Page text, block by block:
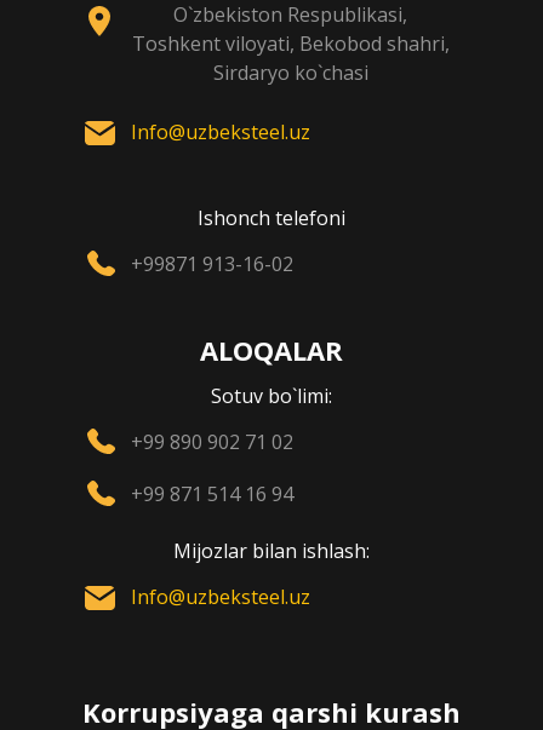
O`zbekiston Respublikasi,
Toshkent viloyati, Bekobod shahri,
Sirdaryo ko`chasi
Info@uzbeksteel.uz
Ishonch telefoni
+99871 913-16-02
ALOQALAR
Sotuv bo`limi:
+99 890 902 71 02
+99 871 514 16 94
Mijozlar bilan ishlash:
Info@uzbeksteel.uz
Korrupsiyaga qarshi kurash